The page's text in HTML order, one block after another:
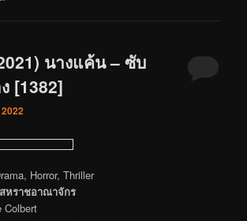
นางแค้น – ซับ
[1382]
Horror, Thriller
หราชอาณาจักร
Colbert